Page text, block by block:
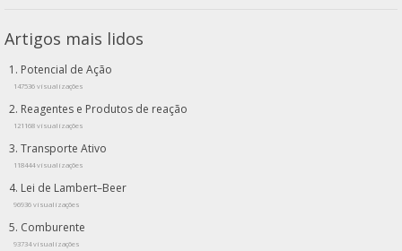
Artigos mais lidos
Potencial de Ação
147536 visualizações
Reagentes e Produtos de reação
121168 visualizações
Transporte Ativo
118444 visualizações
Lei de Lambert–Beer
96936 visualizações
Comburente
93734 visualizações